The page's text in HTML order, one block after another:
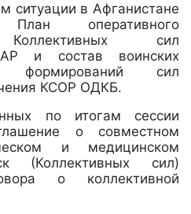
ситуации в Афганистане
оперативного
Коллективных сил
и состав воинских
формирований сил
КСОР ОДКБ.
по итогам сессии
о совместном
и медицинском
(Коллективных сил)
о коллективной